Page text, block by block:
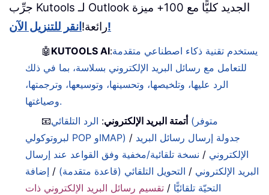
جرِّب Kutools لـ Outlook الجديد كليًّا مع 100+ ميزة
رائعة!انقر للتنزيل الآن!
🤖 KUTOOLS AI:يستخدم تقنية ذكاء اصطناعي متقدمة
للتعامل مع رسائل البريد الإلكتروني بسلاسة، بما في ذلك
الرد عليها، وتلخيصها، وتحسينها، وتوسيعها، وترجمتها،
وصياغتها.
📧
أتمتة البريد الإلكتروني: الرد التلقائي (متوفر
لبروتوكولي POP وIMAP) / جدولة إرسال رسائل البريد
الإلكتروني / نسخة تلقائية/مخفية وفق القواعد عند إرسال
البريد الإلكتروني / التحويل التلقائي (قاعدة متقدمة) / إضافة
التحيّة تلقائيًّا / تقسيم رسائل البريد الإلكتروني ذات